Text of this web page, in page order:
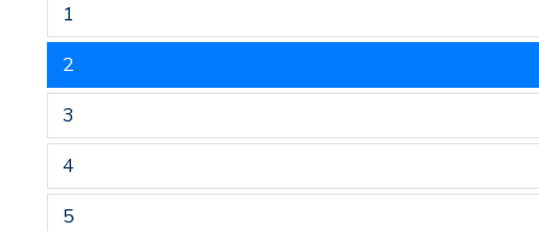
1
2
3
4
5